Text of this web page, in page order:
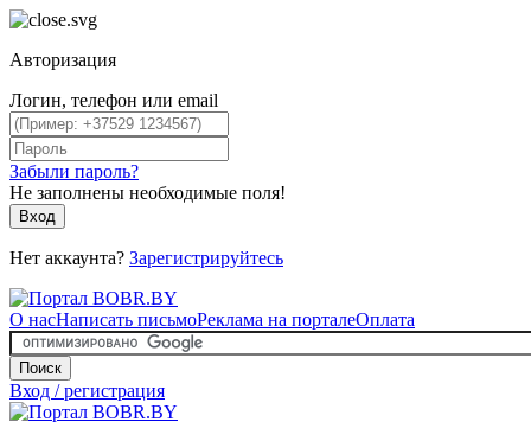
Авторизация
Логин, телефон или email
Забыли пароль?
Не заполнены необходимые поля!
Вход
Нет аккаунта? Зарегистрируйтесь
О насНаписать письмоРеклама на порталеОплата
Поиск
Вход / регистрация